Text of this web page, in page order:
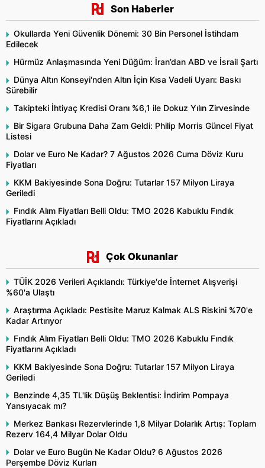
Son Haberler
Okullarda Yeni Güvenlik Dönemi: 30 Bin Personel İstihdam
Edilecek
Hürmüz Anlaşmasında Yeni Düğüm: İran’dan ABD ve İsrail Şartı
Dünya Altın Konseyi'nden Altın İçin Kısa Vadeli Uyarı: Baskı
Sürebilir
Takipteki İhtiyaç Kredisi Oranı %6,1 ile Dokuz Yılın Zirvesinde
Bir Sigara Grubuna Daha Zam Geldi: Philip Morris Güncel Fiyat
Listesi
Dolar ve Euro Ne Kadar? 7 Ağustos 2026 Cuma Döviz Kuru
Fiyatları
KKM Bakiyesinde Sona Doğru: Tutarlar 157 Milyon Liraya
Geriledi
Fındık Alım Fiyatları Belli Oldu: TMO 2026 Kabuklu Fındık
Fiyatlarını Açıkladı
Çok Okunanlar
TÜİK 2026 Verileri Açıklandı: Türkiye'de İnternet Alışverişi
%60'a Ulaştı
Araştırma Açıkladı: Pestisite Maruz Kalmak ALS Riskini %70'e
Kadar Artırıyor
Fındık Alım Fiyatları Belli Oldu: TMO 2026 Kabuklu Fındık
Fiyatlarını Açıkladı
KKM Bakiyesinde Sona Doğru: Tutarlar 157 Milyon Liraya
Geriledi
Benzinde 4,35 TL'lik Düşüş Beklentisi: İndirim Pompaya
Yansıyacak mı?
Merkez Bankası Rezervlerinde 1,8 Milyar Dolarlık Artış: Toplam
Rezerv 164,4 Milyar Dolar Oldu
Dolar ve Euro Bugün Ne Kadar Oldu? 6 Ağustos 2026
Perşembe Döviz Kurları